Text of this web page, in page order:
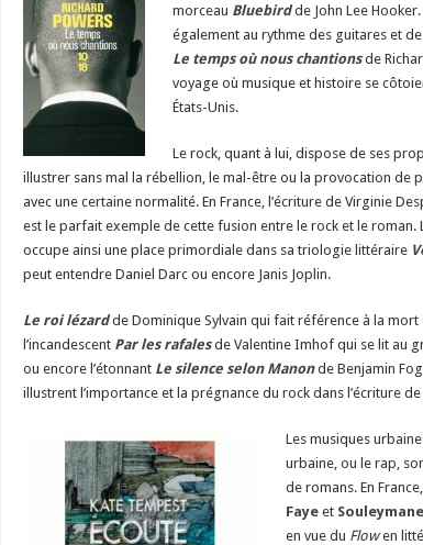
morceau Bluebirdde John Lee Hooker.
également au rythme des guitares et
Le temps où nous chantionsde
voyage où musique et histoire se
États-Unis.
Le rock, quant à lui, dispose de ses
illustrer sans mal la rébellion, le mal-être ou la provocation de
avec une certaine normalité. En France, l’écriture de Virginie
est le parfait exemple de cette fusion entre le rock et le roman.
occupe ainsi une place primordiale dans sa triologie littéraire
peut entendre Daniel Darc ou encore Janis Joplin.
Le roi lézardde Dominique Sylvain qui fait référence à la mort
l’incandescent Par les rafalesde Valentine Imhof qui se lit au
ou encore l’étonnant Le silence selon Manonde Benjamin
illustrent l’importance et la prégnance du rock dans l’écriture
Les musiques
urbaine, ou le rap,
de romans. En France,
Fayeet
en vue du Flowen